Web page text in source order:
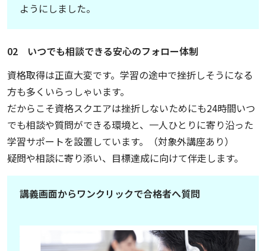
ようにしました。
02 いつでも相談できる安心のフォロー体制
資格取得は正直大変です。学習の途中で挫折しそうになる
方も多くいらっしゃいます。
だからこそ資格スクエアは挫折しないためにも24時間いつ
でも相談や質問ができる環境と、一人ひとりに寄り沿った
学習サポートを設置しています。（対象外講座あり）
疑問や相談に寄り添い、目標達成に向けて伴走します。
講義画面からワンクリックで合格者へ質問